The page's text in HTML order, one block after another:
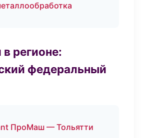
регионе:
федеральный
ПроМаш — Тольятти